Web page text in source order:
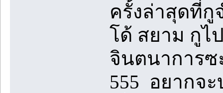
ครั้งล่าสุดที่กู
โด้ สยาม กูไ
จินตนาการซ
555 อยากจ